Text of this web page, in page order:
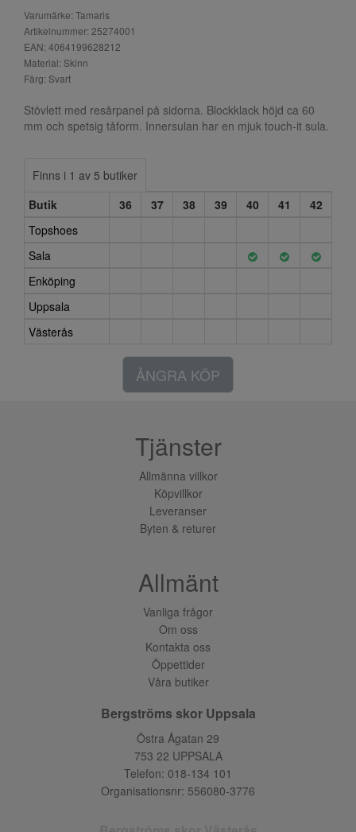
Varumärke: Tamaris
Artikelnummer: 25274001
EAN: 4064199628212
Material: Skinn
Färg: Svart
Stövlett med resårpanel på sidorna. Blockklack höjd ca 60
mm och spetsig tåform. Innersulan har en mjuk touch-it sula.
Finns i 1 av 5 butiker
Butik
36 37 38 39 40 41
42
Topshoes
Sala
Enköping
Uppsala
Västerås
ÅNGRA KÖP
Tjänster
Allmänna villkor
Köpvillkor
Leveranser
Byten & returer
Allmänt
Vanliga frågor
Om oss
Kontakta oss
Öppettider
Våra butiker
Bergströms skor Uppsala
Östra Ågatan 29
753 22 UPPSALA
Telefon: 018-134 101
Organisationsnr: 556080-3776